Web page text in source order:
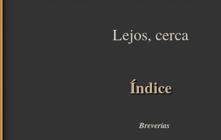
Lejos, cerca
Índice
Breverías